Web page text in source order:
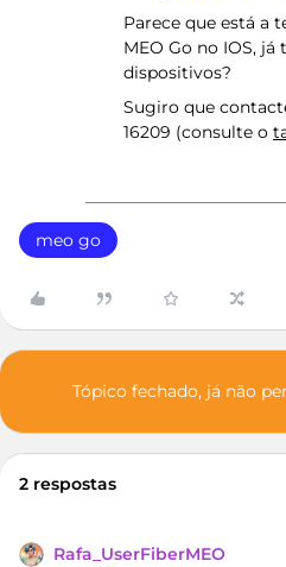
Parece que está a
MEO Go no IOS,
dispositivos?
Sugiro que
16209 (consulte o
meo go
Tópico fechado, já não
2 respostas
Rafa_UserFiberMEO